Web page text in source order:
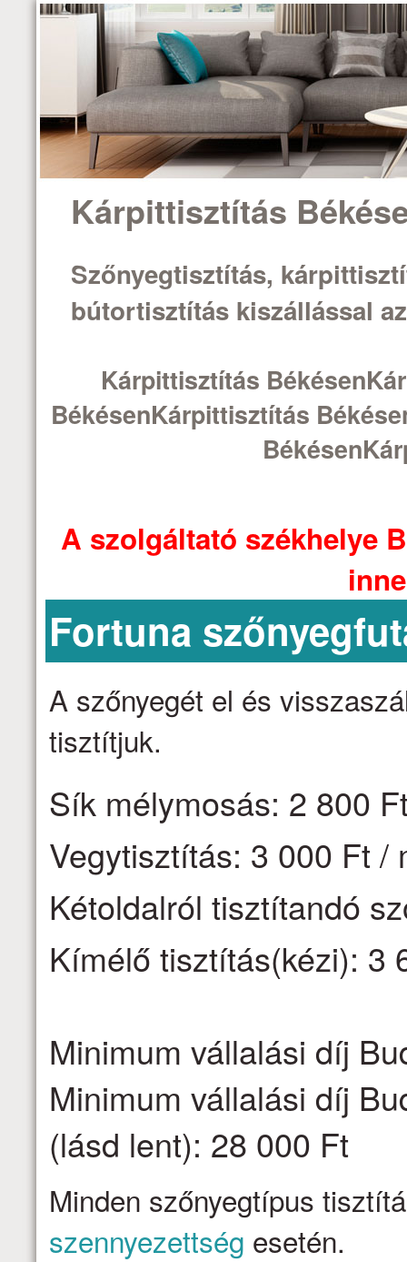
Kárpittisztítás
Szőnyegtisztítás,
bútortisztítás kiszállással
Kárpittisztítás
BékésenKárpittisztítás
A szolgáltató székhelye
Fortuna
A szőnyegét el és
tisztítjuk.
Sík mélymosás: 2 800
Vegytisztítás: 3 000 Ft /
Kétoldalról tisztítandó
Kímélő tisztítás(kézi): 3
Minimum vállalási díj
Minimum vállalási díj
(lásd lent): 28 000 Ft
Minden szőnyegtípus
szennyezettség esetén.